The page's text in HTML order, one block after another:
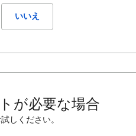
いいえ
が必要な場合
しください。